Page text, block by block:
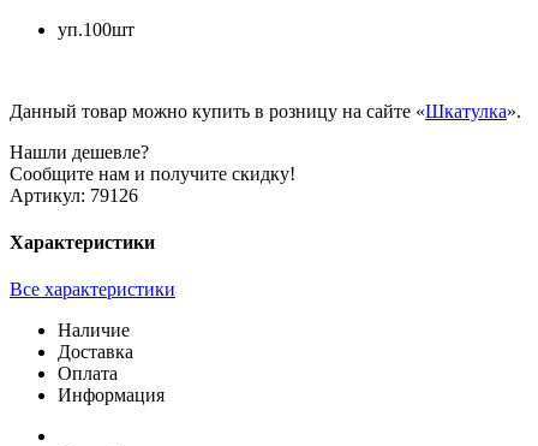
уп.100шт
Данный товар можно купить в розницу на сайте «Шкатулка».
Нашли дешевле?
Сообщите нам и получите скидку!
Артикул: 79126
Характеристики
Все характеристики
Наличие
Доставка
Оплата
Информация